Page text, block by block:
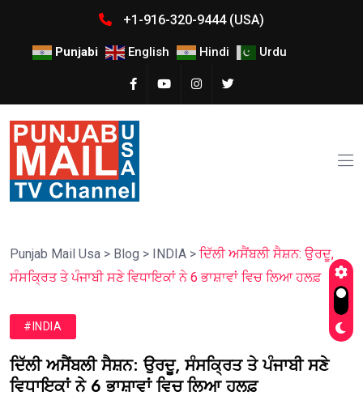
+1-916-320-9444 (USA)
Punjabi English Hindi Urdu
Punjab Mail Usa > Blog > INDIA > ਦਿੱਲੀ ਅਸੈਂਬਲੀ ਸੈਸ਼ਨ: ਉਰਦੂ,
ਸੰਸਕ੍ਰਿਤ ਤੇ ਪੰਜਾਬੀ ਸਣੇ ਵਿਧਾਇਕਾਂ ਨੇ 6 ਭਾਸ਼ਾਵਾਂ ਵਿਚ ਲਿਆ ਹਲਫ਼
#INDIA
ਦਿੱਲੀ ਅਸੈਂਬਲੀ ਸੈਸ਼ਨ: ਉਰਦੂ, ਸੰਸਕ੍ਰਿਤ ਤੇ ਪੰਜਾਬੀ ਸਣੇ
ਵਿਧਾਇਕਾਂ ਨੇ 6 ਭਾਸ਼ਾਵਾਂ ਵਿਚ ਲਿਆ ਹਲਫ਼